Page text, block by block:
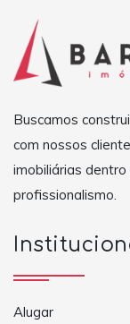
Buscamos
com nossos
imobiliárias
profissionalismo.
Alugar